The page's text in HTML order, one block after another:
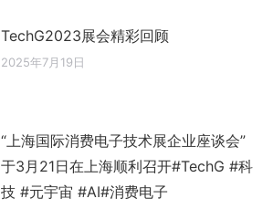
TechG2023展会精彩回顾
2025年7月19日
“上海国际消费电子技术展企业座谈会”
于3月21日在上海顺利召开#TechG #科
技 #元宇宙 #AI#消费电子